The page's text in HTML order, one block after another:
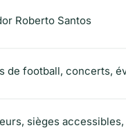
Roberto Santos
de football, concerts,
sièges